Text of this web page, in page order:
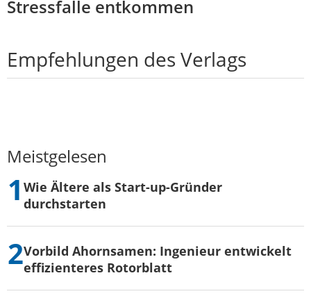
Stressfalle entkommen
Empfehlungen des Verlags
Meistgelesen
Wie Ältere als Start-up-Gründer
durchstarten
Vorbild Ahornsamen: Ingenieur entwickelt
effizienteres Rotorblatt